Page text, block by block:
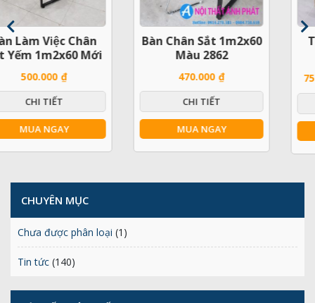
Bàn Chân Sắt 1m2x60
Màu 2862
470.000
CHI TIẾT
MUA NGAY
Thanh Lý Bàn Làm
Việc Hộc Treo
1m2x60cm
750.000 ₫
CHI TIẾT
MUA NGAY
CHUYÊN MỤC
Chưa được phân loại (1)
Tin tức (140)